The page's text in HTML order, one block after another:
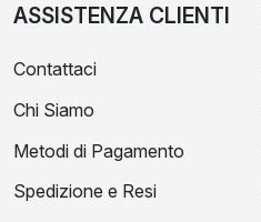
ASSISTENZA CLIENTI
Contattaci
Chi Siamo
Metodi di Pagamento
Spedizione e Resi